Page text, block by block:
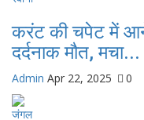
करंट की चपेट में
दर्दनाक मौत, मचा...
Admin Apr 22, 2025 0